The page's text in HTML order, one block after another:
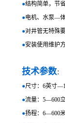
●结构简单，节
●电机、水泵—
●对井管无特殊
●安装使用维护
技术参数：
●尺寸：6英寸
●流量：5—600
●扬程：6—600